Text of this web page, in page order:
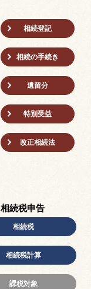
相続登記
相続の⼿続き
遺留分
特別受益
改正相続法
相続税申告
相続税
相続税計算
課税対象